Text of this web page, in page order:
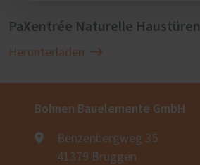
PaXentrée Naturelle Haustüren
Herunterladen
Bohnen Bauelemente GmbH
Benzenbergweg 35
41379 Brüggen